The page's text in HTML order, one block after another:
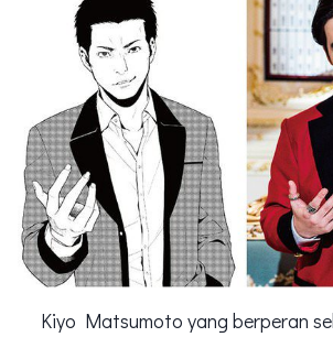
Kiyo Matsumoto yang berperan